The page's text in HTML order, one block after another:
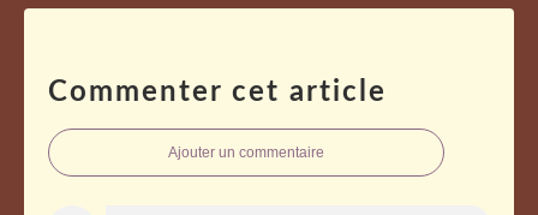
Commenter cet article
Ajouter un commentaire